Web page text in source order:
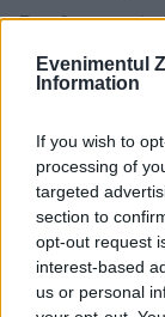
Evenimentul
Information
If you wish to
processing of
targeted
section to
opt-out request
interest-based
us or personal
solului,
emisiilor
de
în